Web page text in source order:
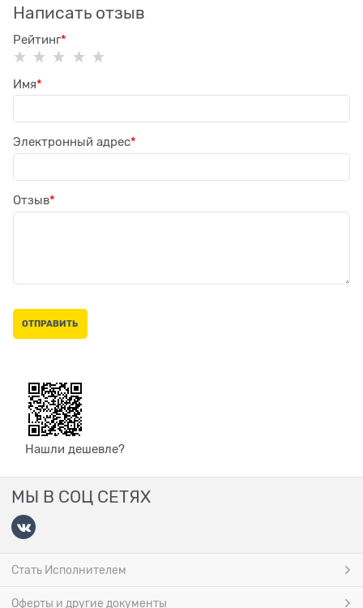
Написать отзыв
Рейтинг
Имя
Электронный адрес
Отзыв
Нашли дешевле?
МЫ В СОЦ СЕТЯХ
Стать Исполнителем
Оферты и другие документы